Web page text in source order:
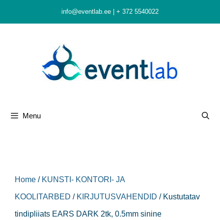
to
info@eventlab.ee + 372 5540022
Menu
Home / KUNSTI- KONTORI- JA
KOOLITARBED / KIRJUTUSVAHENDID / Kustutatav
tindipliiats EARS DARK 2tk, 0.5mm sinine